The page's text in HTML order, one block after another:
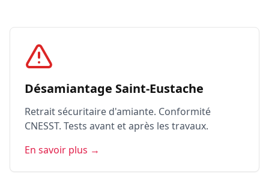
Désamiantage Saint-Eustache
Retrait sécuritaire d'amiante. Conformité
CNESST. Tests avant et après les travaux.
En savoir plus →